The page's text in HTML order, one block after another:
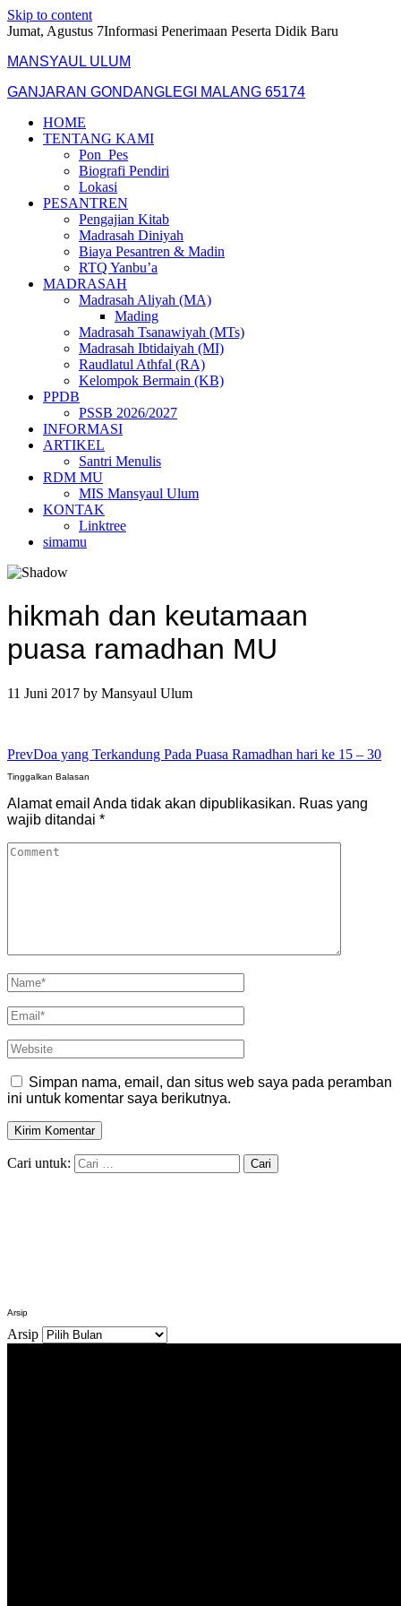
Skip to content
Jumat, Agustus 7Informasi Penerimaan Peserta Didik Baru
MANSYAUL ULUM
GANJARAN GONDANGLEGI MALANG 65174
HOME
TENTANG KAMI
Pon_Pes
Biografi Pendiri
Lokasi
PESANTREN
Pengajian Kitab
Madrasah Diniyah
Biaya Pesantren & Madin
RTQ Yanbu’a
MADRASAH
Madrasah Aliyah (MA)
Mading
Madrasah Tsanawiyah (MTs)
Madrasah Ibtidaiyah (MI)
Raudlatul Athfal (RA)
Kelompok Bermain (KB)
PPDB
PSSB 2026/2027
INFORMASI
ARTIKEL
Santri Menulis
RDM MU
MIS Mansyaul Ulum
KONTAK
Linktree
simamu
hikmah dan keutamaan
puasa ramadhan MU
11 Juni 2017 by Mansyaul Ulum
PrevDoa yang Terkandung Pada Puasa Ramadhan hari ke 15 – 30
Tinggalkan Balasan
Alamat email Anda tidak akan dipublikasikan. Ruas yang
wajib ditandai *
Simpan nama, email, dan situs web saya pada peramban
ini untuk komentar saya berikutnya.
Cari untuk:
Arsip
Arsip